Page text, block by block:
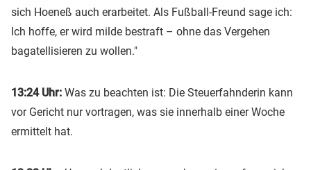
sich Hoeneß auch erarbeitet. Als Fußball-Freund sage ich:
Ich hoffe, er wird milde bestraft – ohne das Vergehen
bagatellisieren zu wollen."
13:24 Uhr: Was zu beachten ist: Die Steuerfahnderin kann
vor Gericht nur vortragen, was sie innerhalb einer Woche
ermittelt hat.